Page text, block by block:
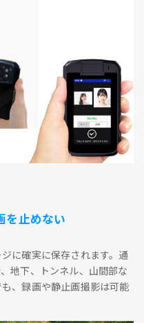
を止めない
に確実に保存されます。通
地下、トンネル、山間部な
、録画や静止画撮影は可能